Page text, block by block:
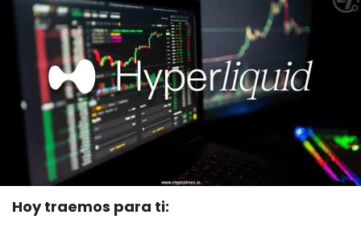
Hoy traemos para ti: